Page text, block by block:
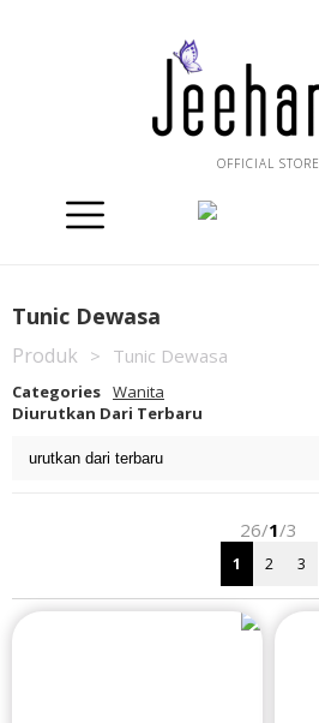
OFFICIAL STORE
Tunic Dewasa
Produk > Tunic Dewasa
Categories Wanita
Diurutkan Dari Terbaru
26/1/3
1 2 3